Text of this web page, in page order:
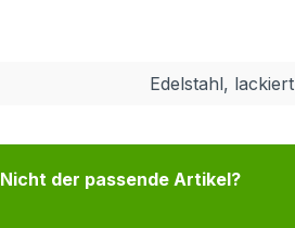
Edelstahl, lackiert
Nicht der passende Artikel?